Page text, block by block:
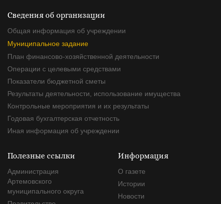
Сведения об организации
Общая информация об учреждении
Муниципальное задание
План финансово-хозяйственной деятельности
Операции с целевыми средствами
Показатели бюджетной сметы
Результаты деятельности, использование имущества
Контрольные мероприятия и их результаты
Годовая бухгалтерская отчетность
Иная информация об учреждении
Полезные ссылки
Администрация
Артемовского
муниципального округа
Информация
О газете
Истории
Новости